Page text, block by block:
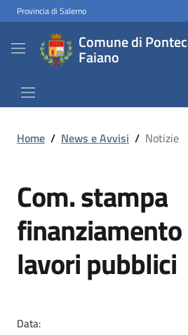
Provincia di Salerno
Comune di
Faiano
Home / News e Avvisi / Notizie
Com. stampa
lavori pubblici
Data: